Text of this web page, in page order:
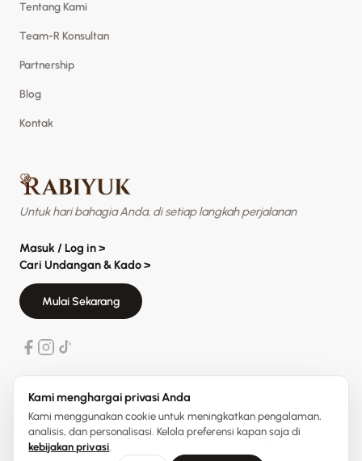
Tentang Kami
Team-R Konsultan
Partnership
Blog
Kontak
Untuk hari bahagia Anda, di setiap langkah perjalanan
Masuk / Log in>
Cari Undangan & Kado>
Mulai Sekarang
PrivacyTermsYour privacy choices
© 2026 Rabiyuk, Inc. All rights reserved.
Kami menghargai privasi Anda
Kami menggunakan cookie untuk meningkatkan pengalaman,
analisis, dan personalisasi. Kelola preferensi kapan saja di
kebijakan privasi.